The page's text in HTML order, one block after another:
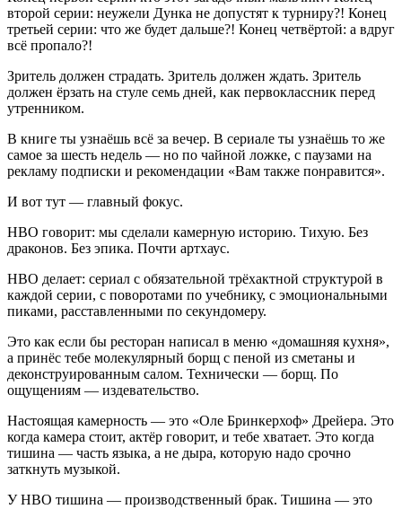
второй серии: неужели Дунка не допустят к турниру?! Конец
третьей серии: что же будет дальше?! Конец четвёртой: а вдруг
всё пропало?!
Зритель должен страдать. Зритель должен ждать. Зритель
должен ёрзать на стуле семь дней, как первоклассник перед
утренником.
В книге ты узнаёшь всё за вечер. В сериале ты узнаёшь то же
самое за шесть недель — но по чайной ложке, с паузами на
рекламу подписки и рекомендации «Вам также понравится».
И вот тут — главный фокус.
HBO говорит: мы сделали камерную историю. Тихую. Без
драконов. Без эпика. Почти артхаус.
HBO делает: сериал с обязательной трёхактной структурой в
каждой серии, с поворотами по учебнику, с эмоциональными
пиками, расставленными по секундомеру.
Это как если бы ресторан написал в меню «домашняя кухня»,
а принёс тебе молекулярный борщ с пеной из сметаны и
деконструированным салом. Технически — борщ. По
ощущениям — издевательство.
Настоящая камерность — это «Оле Бринкерхоф» Дрейера. Это
когда камера стоит, актёр говорит, и тебе хватает. Это когда
тишина — часть языка, а не дыра, которую надо срочно
заткнуть музыкой.
У HBO тишина — производственный брак. Тишина — это